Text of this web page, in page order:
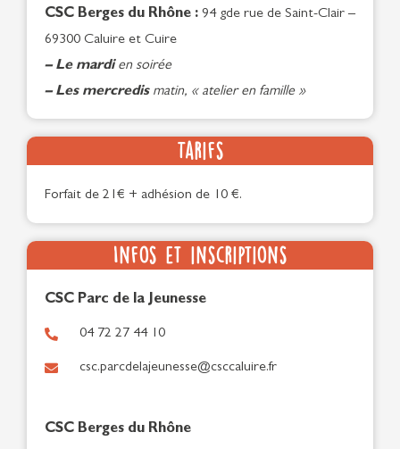
CSC Berges du Rhône : 94 gde rue de Saint-Clair –
69300 Caluire et Cuire
– Le mardi en soirée
– Les mercredis matin, « atelier en famille »
Tarifs
Forfait de 21€ + adhésion de 10 €.
Infos et inscriptions
CSC Parc de la Jeunesse
04 72 27 44 10
csc.parcdelajeunesse@csccaluire.fr
CSC Berges du Rhône